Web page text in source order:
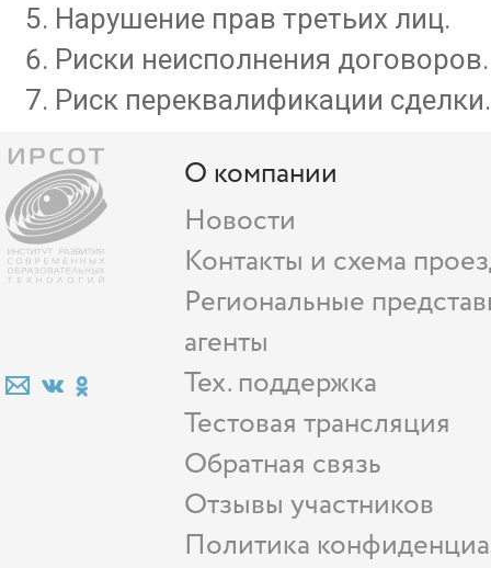
Нарушение прав третьих лиц.
Риски неисполнения договоров.
Риск переквалификации сделки.
О компании
Новости
Контакты и схема
Региональные
агенты
Тех. поддержка
Тестовая трансляция
Обратная связь
Отзывы участников
Политика